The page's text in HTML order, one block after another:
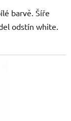
barvě. Šíře
odstín white.